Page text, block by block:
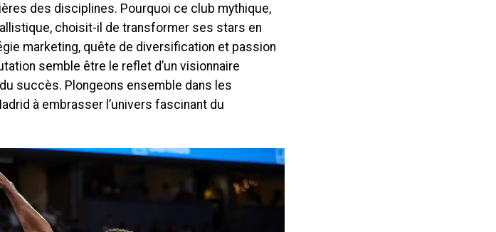
des disciplines. Pourquoi ce club mythique,
choisit-il de transformer ses stars en
marketing, quête de diversification et passion
semble être le reflet d’un visionnaire
succès. Plongeons ensemble dans les
à embrasser l’univers fascinant du